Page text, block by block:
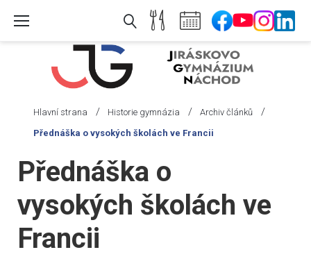
Hlavní strana / Historie gymnázia / Archiv článků /
Přednáška o vysokých školách ve Francii
Přednáška o
vysokých školách ve
Francii